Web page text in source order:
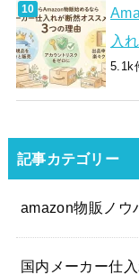
入
5.1k
記事カテゴリー
amazon物販ノウ
国内メーカー仕